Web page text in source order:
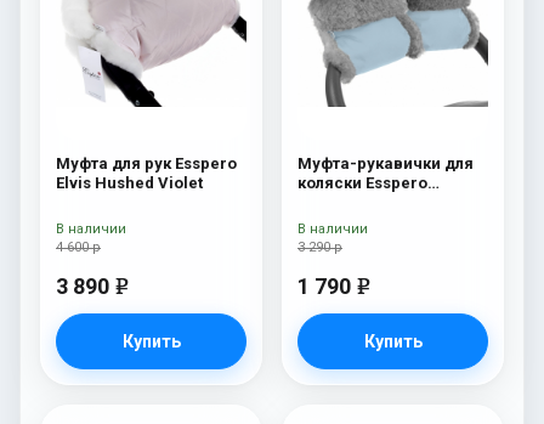
Муфта для рук Esspero
Elvis Hushed Violet
4 600 р
3 890 e
Купить
В наличии
Муфта-рукавички для
коляски Esspero
(Натуральная шерсть)
Blue Mountain
3 290 р
1 790 e
Купить
В наличии